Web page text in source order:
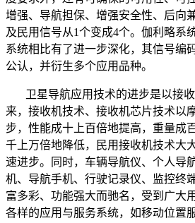
增强、导航担保、增强安全性、后向
及民用信号从1个变成4个。伽利略系
系统相比有了进一步深化，其信号编
公认，并衍生多个应用品种。
卫星导航应用技术的进步是以接收
来，接收机技术、接收机芯片技术以
步，性能成十上百倍地提高，重量成
千上万倍地降低，民用接收机技术大
速进步。同时，车辆导航仪、个人导
机、导航手机、行驶记录仪、监控终
富多彩、功能强大而驰名，受到广大
各样的应用与服务系统，如移动位置